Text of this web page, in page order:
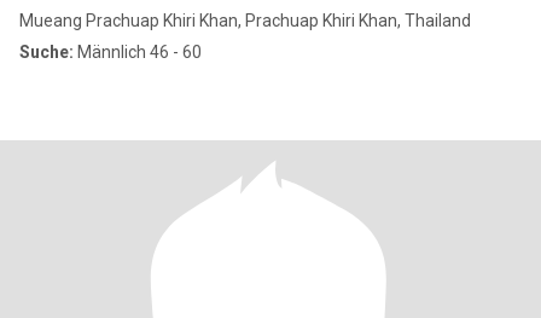
Mueang Prachuap Khiri Khan, Prachuap Khiri Khan, Thailand
Suche: Männlich 46 - 60